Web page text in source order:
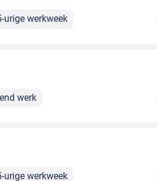
urige werkweek
werk
urige werkweek